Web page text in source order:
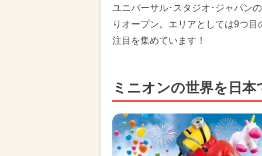
ユニバーサル･スタジオ･ジャパン
りオープン。エリアとしては9つ
注目を集めています！
ミニオンの世界を日